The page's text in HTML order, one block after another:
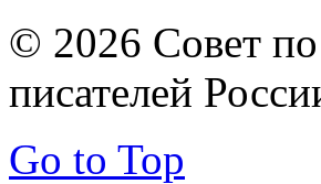
© 2026 Совет
писателей
Go to Top